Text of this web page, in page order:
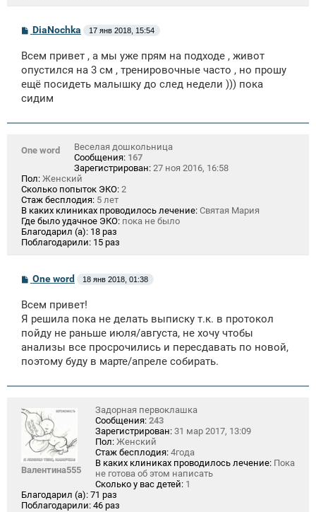
С
б
щ
н
и
DiaNochka 17 янв 2018, 15:54
Всем привет , а мы уже прям на подходе , живот
опустился на 3 см , тренировочные часто , но прошу
ещё посидеть малышку до след недели ))) пока
сидим
One word
Веселая дошкольница
Сообщения: 167
Зарегистрирован: 27 ноя 2016, 16:58
Пол: Женский
Сколько попыток ЭКО: 2
Стаж бесплодия: 5 лет
В каких клиниках проводилось лечение: Святая Мария
Где было удачное ЭКО: пока не было
Благодарил (а): 18 раз
Поблагодарили: 15 раз
С
б
щ
е
н
и
One word 18 янв 2018, 01:38
Всем привет!
Я решила пока не делать выписку т.к. в протокол
пойду не раньше июля/августа, не хочу чтобы
анализы все просрочились и пересдавать по новой,
поэтому буду в марте/апреле собирать.
Валентина555
Задорная первоклашка
Сообщения: 243
Зарегистрирован: 31 мар 2017, 13:09
Пол: Женский
Стаж бесплодия: 4года
В каких клиниках проводилось лечение: Пока
не готова об этом написать
Сколько у вас детей: 1
Благодарил (а): 71 раз
Поблагодарили: 46 раз